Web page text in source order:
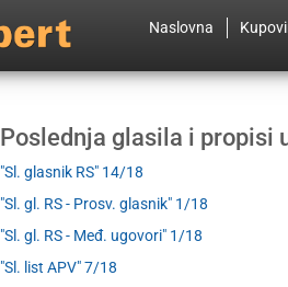
Naslovna
Poslednja glasila i propisi
"Sl. glasnik RS" 14/18
"Sl. gl. RS - Prosv. glasnik" 1/18
"Sl. gl. RS - Međ. ugovori" 1/18
"Sl. list APV" 7/18